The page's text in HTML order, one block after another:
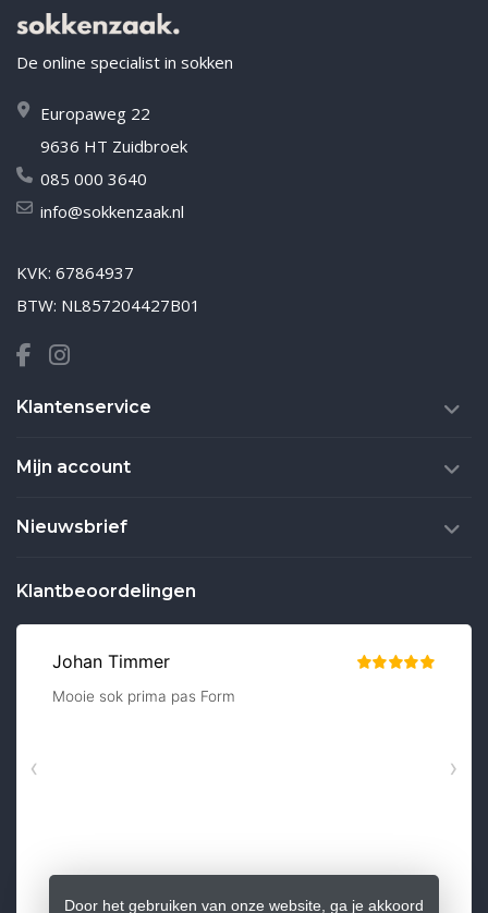
De online specialist in sokken
Europaweg 22
9636 HT Zuidbroek
085 000 3640
info@sokkenzaak.nl
KVK: 67864937
BTW: NL857204427B01
Klantenservice
Mijn account
Nieuwsbrief
Klantbeoordelingen
Door het gebruiken van onze website, ga je akkoord